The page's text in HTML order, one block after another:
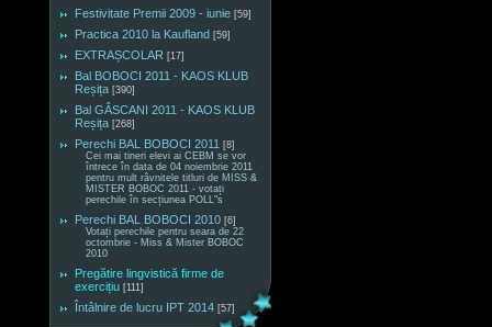
Festivitate Premii 2009 - iunie [59]
Practica 2010 la Kaufland [59]
EXTRAȘCOLAR [17]
Bal BOBOCI 2011 - KAOS KLUB
Reșița [390]
Bal GÂSCANI 2011 - KAOS KLUB
Reșița [268]
Perechi BAL BOBOCI 2011 [8]
Cei mai tineri elevi ai CEBM se vor
întrece în data de 04 noiembrie 2011
pentru mult râvnitele titluri de MISS &
MISTER BOBOC 2011 - votați
perechile în secțiunea POLL"s
Perechi BAL BOBOCI 2010 [6]
Votați perechile pentru seara de 22
octombrie - Miss & Mister BOBOC
2010
Pregătire lingvistică firme de
exercițiu [111]
Întâlnire de lucru IPT 2014 [57]